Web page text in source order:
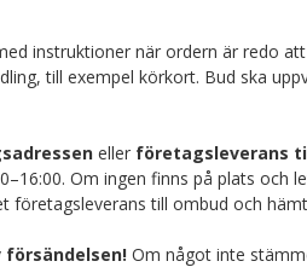
instruktioner när ordern är redo
till exempel körkort. Bud ska
eller företagsleverans
Om ingen finns på plats och
företagsleverans till ombud och
Om något inte